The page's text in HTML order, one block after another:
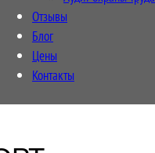
Отзывы
Блог
Цены
Контакты